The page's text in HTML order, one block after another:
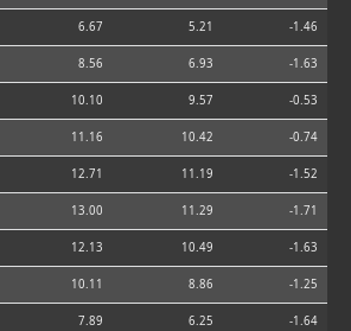
6.67 5.21 -1.46
8.56 6.93 -1.63
10.10 9.57 -0.53
11.16 10.42 -0.74
12.71 11.19 -1.52
13.00 11.29 -1.71
12.13 10.49 -1.63
10.11 8.86 -1.25
7.89 6.25 -1.64